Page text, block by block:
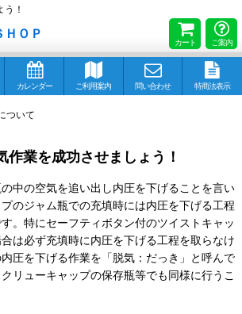
！
ＯＰ
カート ご案内
カレンダー ご利用案内 問い合わせ 特商法表示
ついて
作業を成功させましょう！
中の空気を追い出し内圧を下げることを言い
のジャム瓶での充填時には内圧を下げる工程
。特にセーフティボタン付のツイストキャッ
は必ず充填時に内圧を下げる工程を取らなけ
圧を下げる作業を「脱気：だっき」と呼んで
リューキャップの保存瓶等でも同様に行うこ